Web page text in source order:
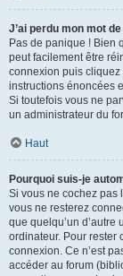
J’ai perdu mon mot
Pas de panique ! Bien
peut facilement être
connexion puis cliquez
instructions énoncées
Si toutefois vous ne
un administrateur du
Haut
Pourquoi suis-je
Si vous ne cochez pas
vous ne resterez
que quelqu’un
ordinateur. Pour rester
connexion. Ce n’est
accéder au forum